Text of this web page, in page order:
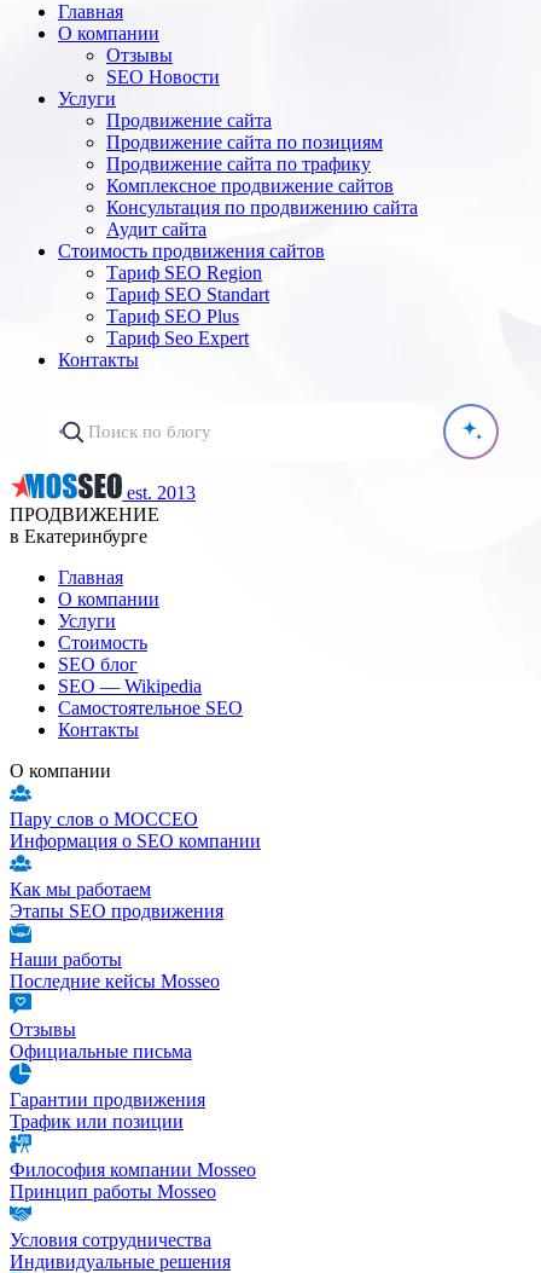
Главная
О компании
Отзывы
SEO Новости
Услуги
Продвижение сайта
Продвижение сайта по позициям
Продвижение сайта по трафику
Комплексное продвижение сайтов
Консультация по продвижению сайта
Аудит сайта
Стоимость продвижения сайтов
Тариф SEO Region
Тариф SEO Standart
Тариф SEO Plus
Тариф Seo Expert
Контакты
est. 2013
ПРОДВИЖЕНИЕ
в Екатеринбурге
Главная
О компании
Услуги
Стоимость
SEO блог
SEO — Wikipedia
Самостоятельное SEO
Контакты
О компании
Пару слов о МОССЕО
Информация о SEO компании
Как мы работаем
Этапы SEO продвижения
Наши работы
Последние кейсы Mosseo
Отзывы
Официальные письма
Гарантии продвижения
Трафик или позиции
Философия компании Mosseo
Принцип работы Mosseo
Условия сотрудничества
Индивидуальные решения